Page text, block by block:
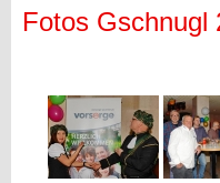
Fotos Gschnugl